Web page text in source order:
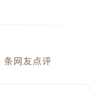
条网友点评